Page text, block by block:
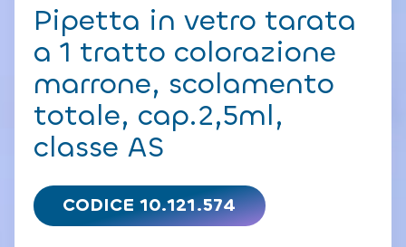
Pipetta in vetro tarata
a 1 tratto colorazione
marrone, scolamento
totale, cap.2,5ml,
classe AS
CODICE 10.121.574